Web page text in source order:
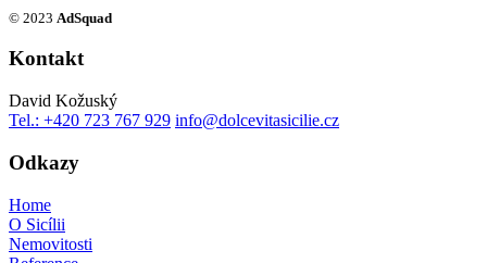
© 2023 AdSquad
Kontakt
David Kožuský
Tel.: +420 723 767 929 info@dolcevitasicilie.cz
Odkazy
Home
O Sicílii
Nemovitosti